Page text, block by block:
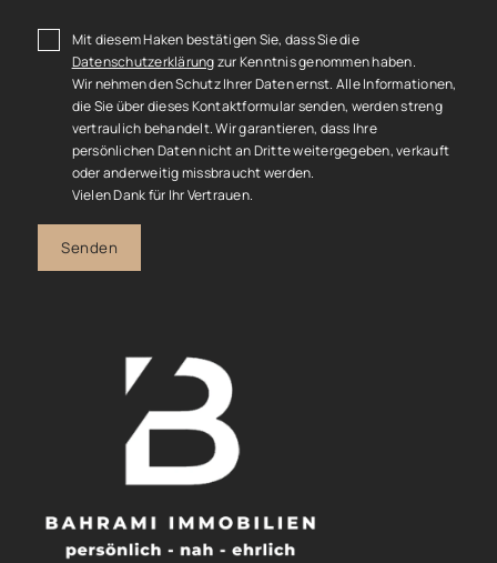
Mit diesem Haken bestätigen Sie, dass Sie die
Datenschutzerklärungzur Kenntnis genommen haben.
Wir nehmen den Schutz Ihrer Daten ernst. Alle Informationen,
die Sie über dieses Kontaktformular senden, werden streng
vertraulich behandelt. Wir garantieren, dass Ihre
persönlichen Daten nicht an Dritte weitergegeben, verkauft
oder anderweitig missbraucht werden.
Vielen Dank für Ihr Vertrauen.
Senden